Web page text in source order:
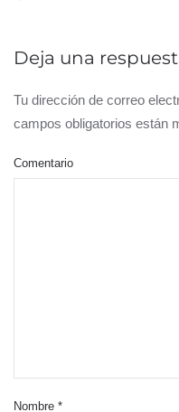
Deja una
Tu dirección de correo
campos obligatorios están
Comentario
Nombre *